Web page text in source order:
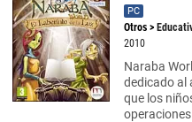
PC
Otros >
2010
Naraba
dedicado al
que los